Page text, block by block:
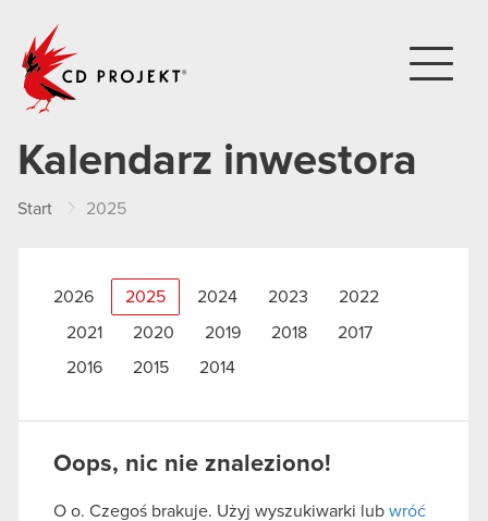
Kalendarz inwestora
Start 2025
2026 2025 2024 2023 2022
2021 2020 2019 2018
2017
2016
2015 2014
Oops, nic nie znaleziono!
O o. Czegoś brakuje. Użyj wyszukiwarki lub wróć